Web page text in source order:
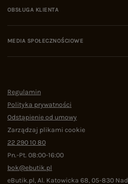
OBSŁUGA KLIENTA
MEDIA SPOŁECZNOŚCIOWE
Regulamin
Polityka prywatności
Odstąpienie od umowy
Zarządzaj plikami cookie
22 290 10 80
Pn.-Pt. 08:00-16:00
bok@ebutik.pl
eButik.pl,Al. Katowicka 68,05-830